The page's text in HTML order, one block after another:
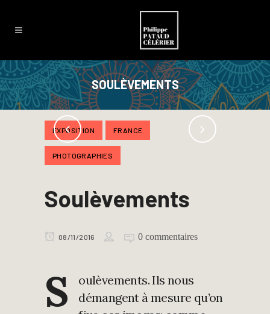
SOULÈVEMENTS
EXPOSITION FRANCE
PHOTOGRAPHIES
Soulèvements
08/11/2016 0 commentaires
S
oulèvements. Ils nous
démangent à mesure qu’on